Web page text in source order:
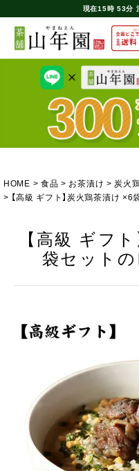
現在15時 53分
HOME 食品 お茶漬け
炭火
【高級 ギフト】炭火鶏茶漬け ×6
【高級 ギフ
袋セットの